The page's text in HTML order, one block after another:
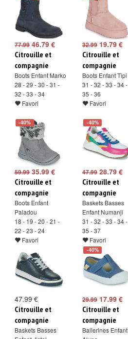
77.99 46.79 €
Citrouille et
compagnie
Boots Enfant Marko
28 - 29 - 30 - 31 -
32 - 33 - 34
Favori
32.9919.79 €
Citrouille et
compagnie
Boots Enfant Tipi
31 - 32 - 33 - 34 -
35 - 36
Favori
-40%
59.99 35.99 €
Citrouille et
compagnie
Boots Enfant
Paladou
18 - 19 - 20 - 21 -
22 - 23 - 24
Favori
-40%
47.9928.79 €
Citrouille et
compagnie
Baskets Basses
Enfant Numanji
31 - 32 - 33 - 34 -
35 - 37
Favori
47.99 €
Citrouille et
compagnie
Baskets Basses
-40%
29.9917.99 €
Citrouille et
compagnie
Ballerines Enfant